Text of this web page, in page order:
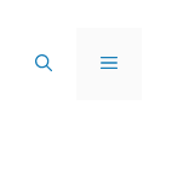
MENU